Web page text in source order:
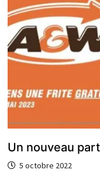
Un nouveau
5 octobre 2022